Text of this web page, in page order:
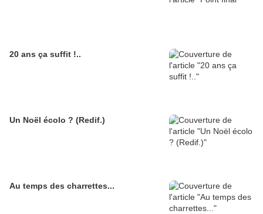
20 ans ça suffit !..
Un Noël écolo ? (Redif.)
Au temps des charrettes...